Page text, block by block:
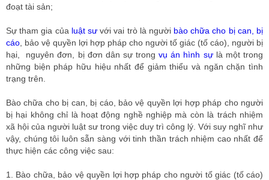
đoạt tài sản;
Sự tham gia của luật sưvới vai trò là người bào chữa cho bị can, bị
cáo , bảo vệ quyền lợi hợp pháp cho người tố giác (tố cáo), người bị
hại, nguyên đơn, bị đơn dân sự trongvụ án hình sựlà một trong
những biện pháp hữu hiệu nhất để giảm thiểu và ngăn chặn tình
trạng trên.
Bào chữa cho bị can, bị cáo, bảo vệ quyền lợi hợp pháp cho người
bị hại không chỉ là hoạt động nghề nghiệp mà còn là trách nhiệm
xã hội của người luật sư trong việc duy trì công lý. Với suy nghĩ như
vậy, chúng tôi luôn sẵn sàng với tinh thần trách nhiệm cao nhất để
thực hiện các công việc sau:
1.
Bào chữa, bảo vệ quyền lợi hợp pháp cho người tố giác (tố cáo)